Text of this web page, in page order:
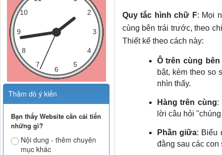
Quy tắc hình chữ F: Mọi
cùng bên trái trước, theo
Thiết kế theo cách này:
Ô trên cùng bên
bật, kèm theo
nhìn thấy.
Hàng trên cùng:
lời câu hỏi
Phần giữa: Biểu
đằng sau các con
Thăm dò ý kiến
Bạn thấy Website cần cải tiến
những gì?
Nội dung - thêm chuyên
mục khác